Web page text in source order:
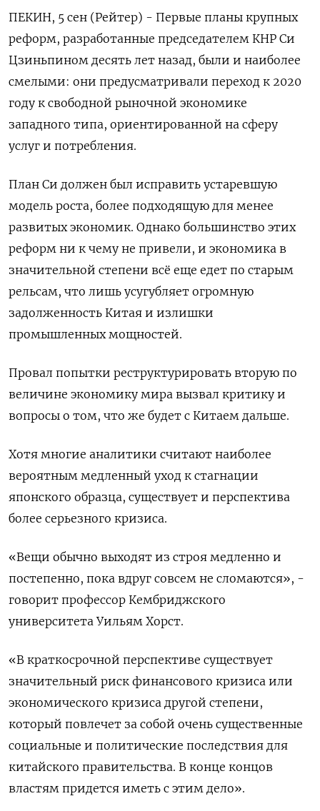
ПЕКИН, 5 сен (Рейтер) - Первые планы крупных
реформ, разработанные председателем КНР Си
Цзиньпином десять лет назад, были и наиболее
смелыми: они предусматривали переход к 2020
году к свободной рыночной экономике
западного типа, ориентированной на сферу
услуг и потребления.
План Си должен был исправить устаревшую
модель роста, более подходящую для менее
развитых экономик. Однако большинство этих
реформ ни к чему не привели, и экономика в
значительной степени всё еще едет по старым
рельсам, что лишь усугубляет огромную
задолженность Китая и излишки
промышленных мощностей.
Провал попытки реструктурировать вторую по
величине экономику мира вызвал критику и
вопросы о том, что же будет с Китаем дальше.
Хотя многие аналитики считают наиболее
вероятным медленный уход к стагнации
японского образца, существует и перспектива
более серьезного кризиса.
«Вещи обычно выходят из строя медленно и
постепенно, пока вдруг совсем не сломаются», -
говорит профессор Кембриджского
университета Уильям Хорст.
«В краткосрочной перспективе существует
значительный риск финансового кризиса или
экономического кризиса другой степени,
который повлечет за собой очень существенные
социальные и политические последствия для
китайского правительства. В конце концов
властям придется иметь с этим дело».